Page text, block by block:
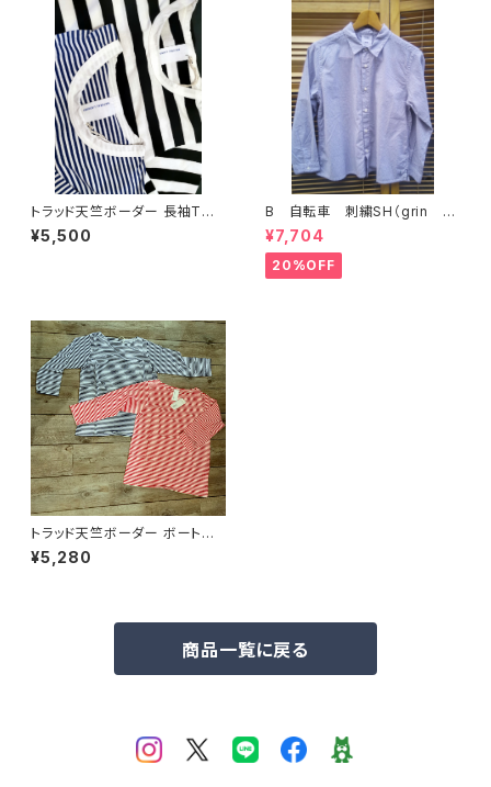
トラッド天竺ボーダー 長袖Tシ
ャツ（NATURAL LAUNDRY ナ
チュラルランドリー）
¥5,500
B 自転車 刺繍SH（grin グ
リン）
¥7,704
20%OFF
トラッド天竺ボーダー ボートネ
ック 7分袖Tシャツ（NATURAL
LAUNDRY ナチュラルランドリ
¥5,280
商品一覧に戻る